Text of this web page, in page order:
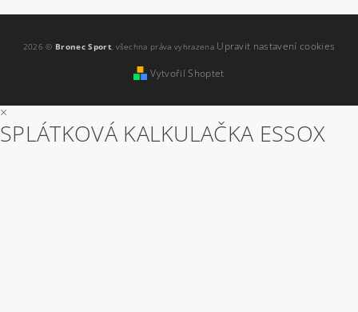
2026 © Bronec Sport, všechna práva vyhrazena Upravit nastavení cookies
Vytvořil Shoptet
×
SPLÁTKOVÁ KALKULAČKA ESSOX